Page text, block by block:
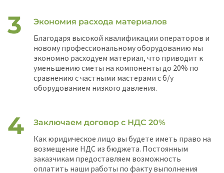
Экономия расхода материалов
Благодаря высокой квалификации операторов и
новому профессиональному оборудованию мы
экономно расходуем материал, что приводит к
уменьшению сметы на компоненты до 20% по
сравнению с частными мастерами с б/у
оборудованием низкого давления.
Заключаем договор с НДС 20%
Как юридическое лицо вы будете иметь право на
возмещение НДС из бюджета. Постоянным
заказчикам предоставляем возможность
оплатить наши работы по факту выполнения